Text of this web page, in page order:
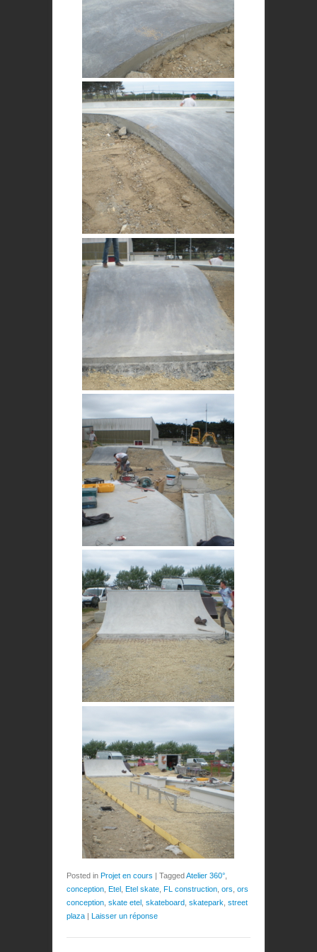
Posted in Projet en cours | TaggedAtelier 360°
conception Etel Etel skate FL construction ors ors
conception skate etel skateboard skatepark street
plaza | Laisser un réponse